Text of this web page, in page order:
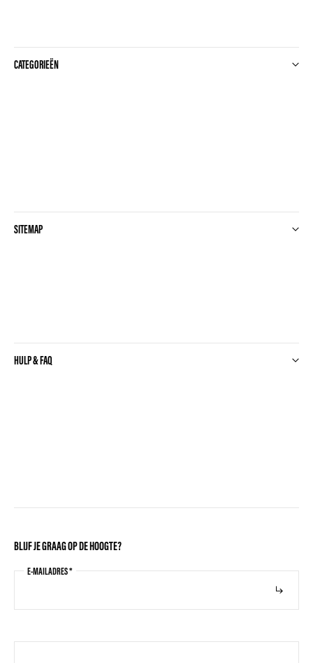
CATEGORIEËN
SITEMAP
HULP & FAQ
BLIJF JE GRAAG OP DE HOOGTE?
E-MAILADRES*